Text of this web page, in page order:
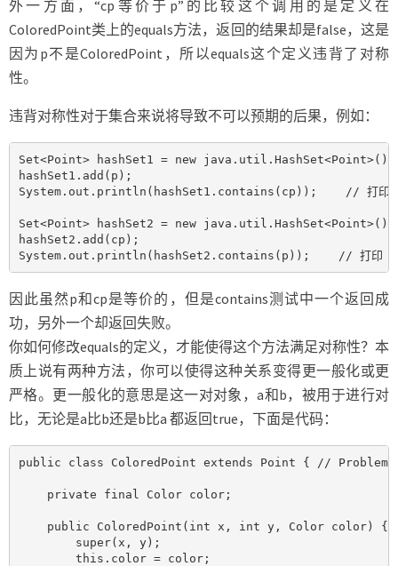
外一方面，“cp等价于p”的比较这个调用的是定义在
ColoredPoint类上的equals方法，返回的结果却是false，这是
因为p不是ColoredPoint，所以equals这个定义违背了对称
性。
违背对称性对于集合来说将导致不可以预期的后果，例如：
Set<Point> hashSet1 = new java.util.HashSet<Point>();
hashSet1.add(p);
System.out.println(hashSet1.contains(cp));    // 打印
Set<Point> hashSet2 = new java.util.HashSet<Point>();
hashSet2.add(cp);
System.out.println(hashSet2.contains(p));    // 打印
因此虽然p和cp是等价的，但是contains测试中一个返回成
功，另外一个却返回失败。
你如何修改equals的定义，才能使得这个方法满足对称性？本
质上说有两种方法，你可以使得这种关系变得更一般化或更
严格。更一般化的意思是这一对对象，a和b，被用于进行对
比，无论是a比b还是b比a 都返回true，下面是代码：
public class ColoredPoint extends Point { //
    private final Color color;
    public ColoredPoint(int x, int y, Color color) {
        super(x, y);
        this.color = color;